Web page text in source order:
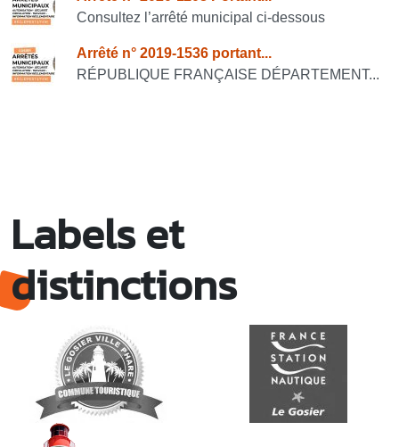
Consultez l’arrêté municipal ci-dessous
Arrêté n° 2019-1536 portant...
RÉPUBLIQUE FRANÇAISE DÉPARTEMENT...
Labels et
distinctions